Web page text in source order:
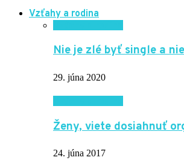
Vzťahy a rodina
Nie je zlé byť single a
29. júna 2020
Ženy, viete dosiahnuť
24. júna 2017